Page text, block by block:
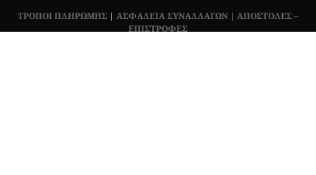
ΤΡΟΠΟΙ ΠΛΗΡΩΜΗΣ | ΑΣΦΑΛΕΙΑ ΣΥΝΑΛΛΑΓΩΝ | ΑΠΟΣΤΟΛΕΣ –
ΕΠΙΣΤΡΟΦΕΣ